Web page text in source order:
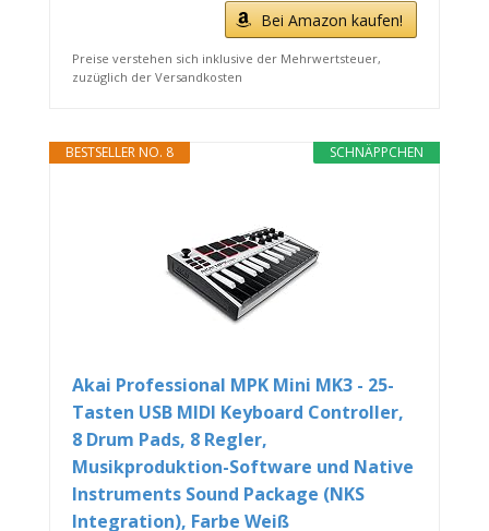
Bei Amazon kaufen!
Preise verstehen sich inklusive der Mehrwertsteuer,
zuzüglich der Versandkosten
SCHNÄPPCHEN
BESTSELLER NO. 8
Akai Professional MPK Mini MK3 - 25-
Tasten USB MIDI Keyboard Controller,
8 Drum Pads, 8 Regler,
Musikproduktion-Software und Native
Instruments Sound Package (NKS
Integration), Farbe Weiß